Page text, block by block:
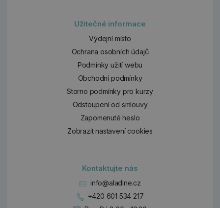
Užitečné informace
Výdejní místo
Ochrana osobních údajů
Podmínky užití webu
Obchodní podmínky
Storno podmínky pro kurzy
Odstoupení od smlouvy
Zapomenuté heslo
Zobrazit nastavení cookies
Kontaktujte nás
info@aladine.cz
+420 601 534 217